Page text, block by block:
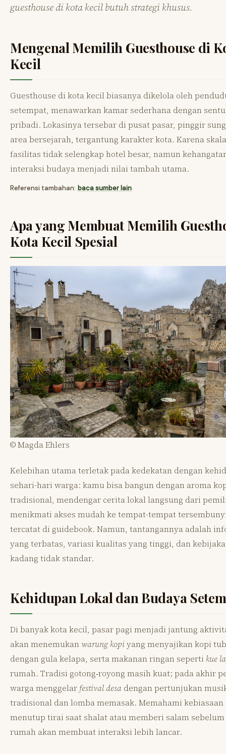
guesthouse di kota kecil butuh strategi khusus.
Mengenal Memilih Guesthouse di
Kecil
Guesthouse di kota kecil biasanya dikelola oleh
setempat, menawarkan kamar sederhana dengan
pribadi. Lokasinya tersebar di pusat pasar, pinggir
area bersejarah, tergantung karakter kota. Karena
fasilitas tidak selengkap hotel besar, namun
interaksi budaya menjadi nilai tambah utama.
Referensi tambahan: baca sumber lain
Apa yang Membuat Memilih
Kota Kecil Spesial
© Magda Ehlers
Kelebihan utama terletak pada kedekatan dengan
sehari-hari warga: kamu bisa bangun dengan aroma
tradisional, mendengar cerita lokal langsung dari
menikmati akses mudah ke tempat-tempat
tercatat di guidebook. Namun, tantangannya adalah
yang terbatas, variasi kualitas yang tinggi, dan
kadang tidak standar.
Kehidupan Lokal dan Budaya
Di banyak kota kecil, pasar pagi menjadi jantung
akan menemukanwarung kopiyang menyajikan kopi
dengan gula kelapa, serta makanan ringan seperti kue
rumah. Tradisi gotong‑royong masih kuat; pada akhir
warga menggelar festival desa dengan pertunjukan
tradisional dan lomba memasak. Memahami
menutup tirai saat shalat atau memberi salam
rumah akan membuat interaksi lebih lancar.